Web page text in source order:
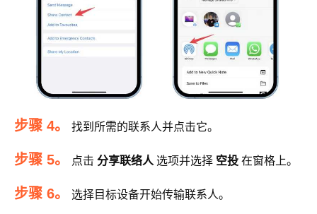
步骤 4。 找到所需的联系人并点击它。
步骤 5。 点击 分享联络人 选项并选择 空投 在窗格上。
步骤 6。 选择目标设备开始传输联系人。